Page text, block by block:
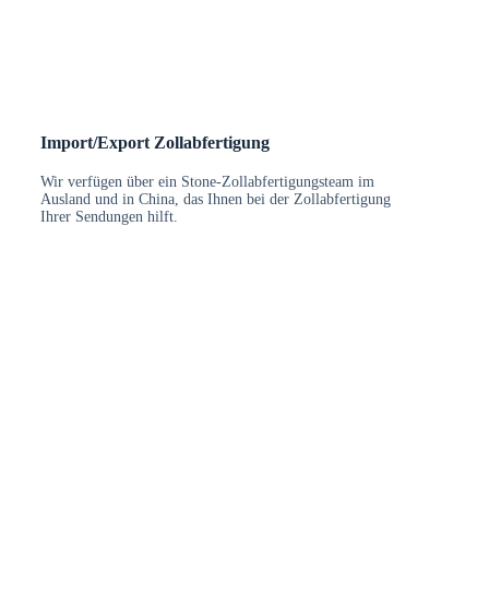
Import/Export Zollabfertigung
Wir verfügen über ein Stone-Zollabfertigungsteam im
Ausland und in China, das Ihnen bei der Zollabfertigung
Ihrer Sendungen hilft.